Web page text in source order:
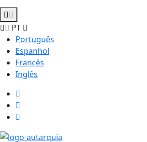
PT
Português
Espanhol
Francês
Inglês